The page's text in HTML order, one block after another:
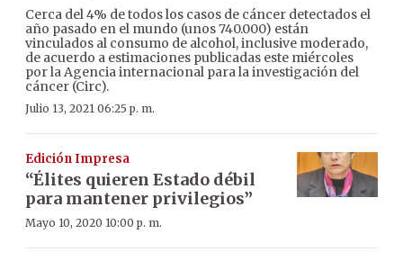
Cerca del 4% de todos los casos de cáncer detectados el
año pasado en el mundo (unos 740.000) están
vinculados al consumo de alcohol, inclusive moderado,
de acuerdo a estimaciones publicadas este miércoles
por la Agencia internacional para la investigación del
cáncer (Circ).
Julio 13, 2021 06:25 p. m.
Edición Impresa
“Élites quieren Estado débil
para mantener privilegios”
Mayo 10, 2020 10:00 p. m.